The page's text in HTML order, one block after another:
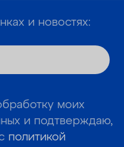
и новостях:
моих
и подтверждаю,
политикой